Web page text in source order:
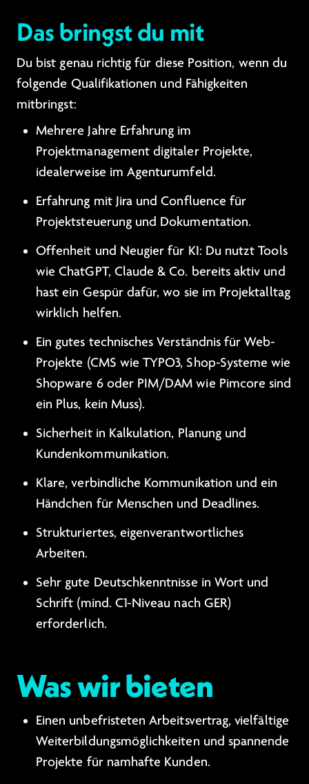
Das bringst du mit
Du bist genau richtig für diese Position, wenn du
folgende Qualifikationen und Fähigkeiten
mitbringst:
Mehrere Jahre Erfahrung im
Projektmanagement digitaler Projekte,
idealerweise im Agenturumfeld.
Erfahrung mit Jira und Confluence für
Projektsteuerung und Dokumentation.
Offenheit und Neugier für KI: Du nutzt Tools
wie ChatGPT, Claude & Co. bereits aktiv und
hast ein Gespür dafür, wo sie im Projektalltag
wirklich helfen.
Ein gutes technisches Verständnis für Web-
Projekte (CMS wie TYPO3, Shop-Systeme wie
Shopware 6 oder PIM/DAM wie Pimcore sind
ein Plus, kein Muss).
Sicherheit in Kalkulation, Planung und
Kundenkommunikation.
Klare, verbindliche Kommunikation und ein
Händchen für Menschen und Deadlines.
Strukturiertes, eigenverantwortliches
Arbeiten.
Sehr gute Deutschkenntnisse in Wort und
Schrift (mind. C1-Niveau nach GER)
erforderlich.
Was wir bieten
Einen unbefristeten Arbeitsvertrag, vielfältige
Weiterbildungsmöglichkeiten und spannende
Projekte für namhafte Kunden.